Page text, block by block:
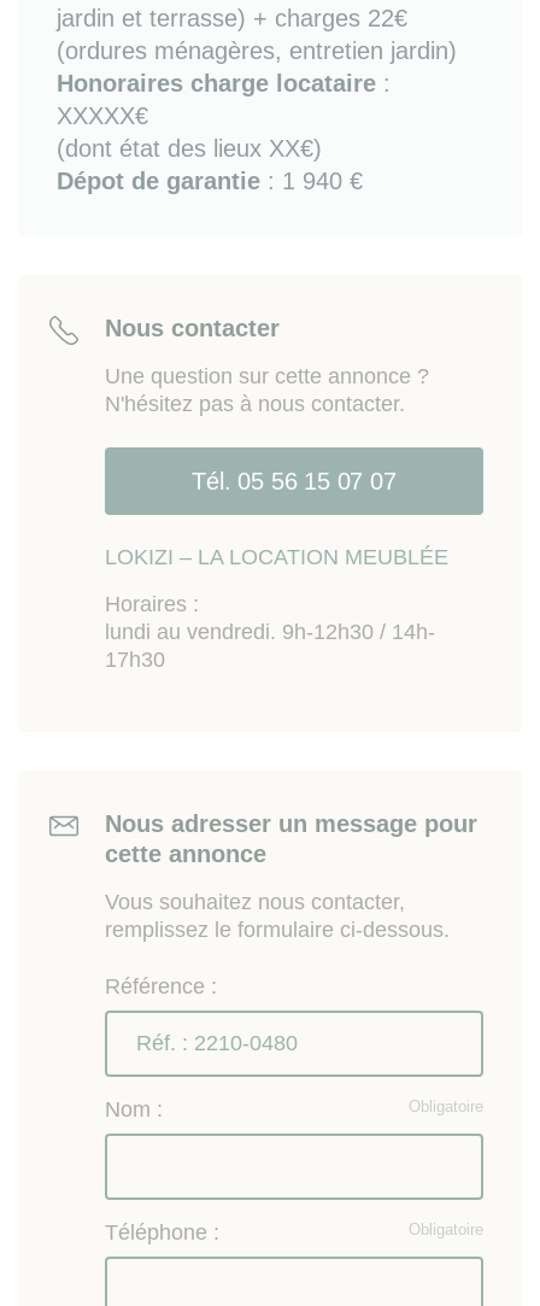
Bon à savoir : chauffage électrique.
A proximité : toutes commodités dont
supermarché, hôpital du Bouscat, infrastrutures
sportives du Parc de la Chêneraie. Transport : bus
n°12 sur place (arrêt "Pins francs" avec accès direct
Bordeaux centre), tram D à 12 min à pied (arrêt
jardin et terrasse) + charges 22€
(ordures ménagères, entretien jardin)
Honoraires charge locataire :
XXXXX€
(dont état des lieux XX€)
Dépot de garantie : 1 940 €
Nous contacter
Une question sur cette annonce ?
N'hésitez pas à nous contacter.
Tél. 05 56 15 07 07
LOKIZI – LA LOCATION MEUBLÉE
Horaires :
lundi au vendredi. 9h-12h30 / 14h-
17h30
Nous adresser un message pour
cette annonce
Vous souhaitez nous contacter,
remplissez le formulaire ci-dessous.
Référence :
Obligatoire
Nom :
Obligatoire
Téléphone :